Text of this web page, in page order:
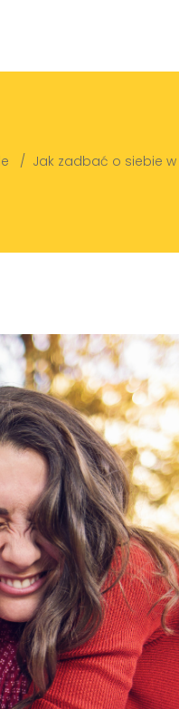
/ Jak zadbać o siebie